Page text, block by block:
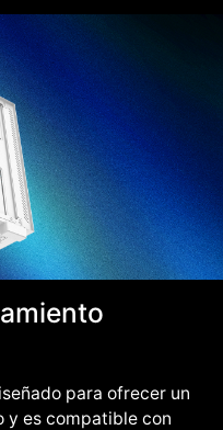
para ofrecer un
y es compatible con